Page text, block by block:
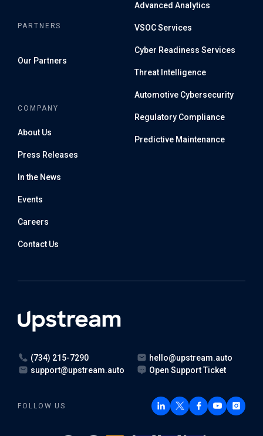
Advanced Analytics
VSOC Services
Cyber Readiness Services
Threat Intelligence
Automotive Cybersecurity
Regulatory Compliance
Predictive Maintenance
PARTNERS
Our Partners
COMPANY
About Us
Press Releases
In the News
Events
Careers
Contact Us
(734) 215-7290
hello@upstream.auto
support@upstream.auto
Open Support Ticket
FOLLOW US